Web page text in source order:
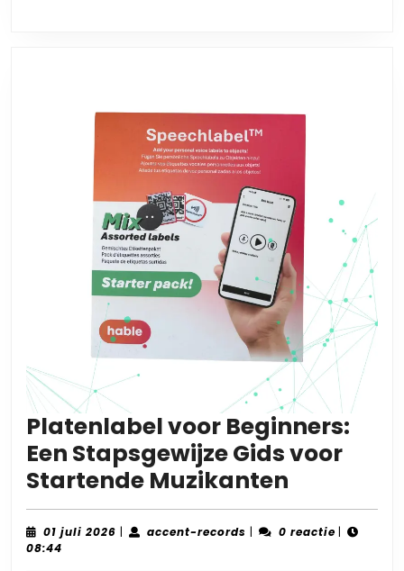
Platenlabel voor Beginners:
Een Stapsgewijze Gids voor
Startende Muzikanten
voor
01 juli 2026 01| accent-records accent-
| 0 reactie |
08:44